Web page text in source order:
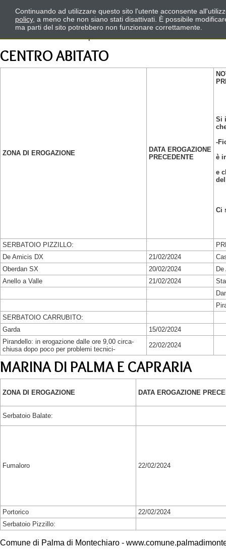
CENTRO ABITATO
ZONA DI EROGAZIONE
DATA EROGAZIONE
PRECEDENTE
Si
-
è
e
Ci
SERBATOIO PIZZILLO:
De Amicis DX
21/02/2024
Oberdan SX
20/02/2024
Anello a Valle
21/02/2024
SERBATOIO CARRUBITO:
Garda
15/02/2024
Pirandello: in erogazione dalle ore 9,00 circa-
chiusa dopo poco per problemi tecnici-
22/02/2024
MARINA DI PALMA E CAPRARIA
ZONA DI EROGAZIONE DATA EROGAZIONE
Serbatoio Balate:
Fumaloro 22/02/2024
Portorico
22/02/2024
Serbatoio Pizzillo:
Comune di Palma di Montechiaro -
Continuando ad utilizzare questo sito l'utente acconsente
policy, a meno che non siano stati disattivati. È possibile
ma parti del sito potrebbero non funzionare correttamente.